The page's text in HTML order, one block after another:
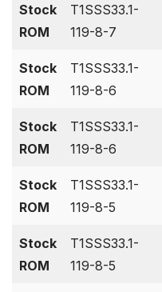
Stock
ROM
T1SSS33.1-
119-8-7
Stock
ROM
T1SSS33.1-
119-8-6
Stock
ROM
T1SSS33.1-
119-8-6
Stock
ROM
T1SSS33.1-
119-8-5
Stock
ROM
T1SSS33.1-
119-8-5